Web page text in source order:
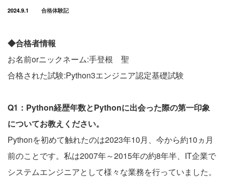
2024.9.1 合格体験記
◆合格者情報
お名前orニックネーム:手登根 聖
合格された試験:Python3エンジニア認定基礎試験
Q1：Python経歴年数とPythonに出会った際の第一印象
についてお教えください。
Pythonを初めて触れたのは2023年10月、今から約10ヵ月
前のことです。私は2007年～2015年の約8年半、IT企業で
システムエンジニアとして様々な業務を行っていました。